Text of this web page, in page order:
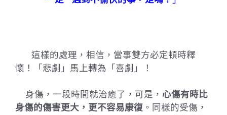
這樣的處理，相信，當事雙方必定頓時釋
懷！「悲劇」馬上轉為「喜劇」！
身傷，一段時間就治癒了，可是， 心傷有時比
身傷的傷害更大，更不容易康復 。同樣的受傷，